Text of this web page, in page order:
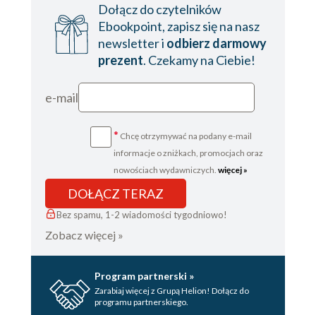
Dołącz do czytelników
Ebookpoint, zapisz się na nasz
newsletter i odbierz darmowy
prezent. Czekamy na Ciebie!
e-mail
* Chcę otrzymywać na podany e-mail
informacje o zniżkach, promocjach oraz
nowościach wydawniczych. więcej »
DOŁĄCZ TERAZ
Bez spamu, 1-2 wiadomości tygodniowo!
Zobacz więcej »
Program partnerski »
Zarabiaj więcej z Grupą Helion! Dołącz do
programu partnerskiego.